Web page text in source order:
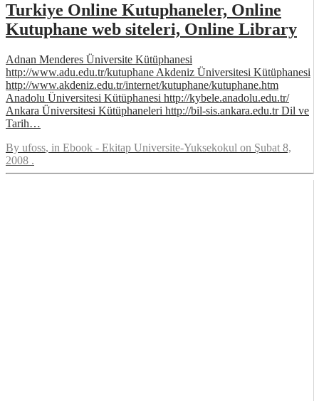
Turkiye Online Kutuphaneler, Online
Kutuphane web siteleri, Online Library
Adnan Menderes Üniversite Kütüphanesi
http://www.adu.edu.tr/kutuphane Akdeniz Üniversitesi Kütüphanesi
http://www.akdeniz.edu.tr/internet/kutuphane/kutuphane.htm
Anadolu Üniversitesi Kütüphanesi http://kybele.anadolu.edu.tr/
Ankara Üniversitesi Kütüphaneleri http://bil-sis.ankara.edu.tr Dil ve
Tarih…
By ufoss, in Ebook - Ekitap Universite-Yuksekokul on Şubat 8,
2008 .